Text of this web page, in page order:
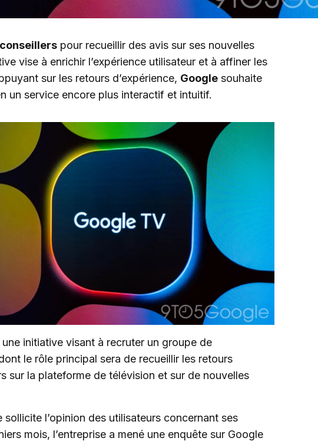
conseillers pour recueillir des avis sur ses nouvelles
vise à enrichir l’expérience utilisateur et à affiner les
sur les retours d’expérience, Google souhaite
un service encore plus interactif et intuitif.
initiative visant à recruter un groupe de
le rôle principal sera de recueillir les retours
sur la plateforme de télévision et sur de nouvelles
sollicite l’opinion des utilisateurs concernant ses
mois, l’entreprise a mené une enquête sur Google